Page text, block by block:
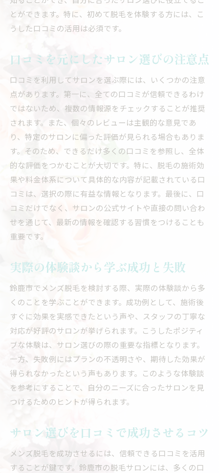
とができます。特に、初めて脱毛を体験する方には、こ
うした口コミの活用は必須です。
口コミを元にしたサロン選びの注意点
口コミを利用してサロンを選ぶ際には、いくつかの注意
点があります。第一に、全ての口コミが信頼できるわけ
ではないため、複数の情報源をチェックすることが推奨
されます。また、個々のレビューは主観的な意見であ
り、特定のサロンに偏った評価が見られる場合もありま
す。そのため、できるだけ多くの口コミを参照し、全体
的な評価をつかむことが大切です。特に、脱毛の施術効
果や料金体系について具体的な内容が記載されている口
コミは、選択の際に有益な情報となります。最後に、口
コミだけでなく、サロンの公式サイトや直接の問い合わ
せを通じて、最新の情報を確認する習慣をつけることも
重要です。
実際の体験談から学ぶ成功と失敗
鈴鹿市でメンズ脱毛を検討する際、実際の体験談から多
くのことを学ぶことができます。成功例として、施術後
すぐに効果を実感できたという声や、スタッフの丁寧な
対応が好評のサロンが挙げられます。こうしたポジティ
ブな体験は、サロン選びの際の重要な指標となります。
一方、失敗例にはプランの不透明さや、期待した効果が
得られなかったという声もあります。このような体験談
を参考にすることで、自分のニーズに合ったサロンを見
つけるためのヒントが得られます。
サロン選びを口コミで成功させるコツ
メンズ脱毛を成功させるには、信頼できる口コミを活用
することが鍵です。鈴鹿市の脱毛サロンには、多くの口